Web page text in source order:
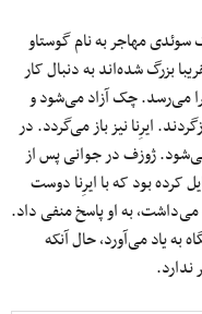
سوئدی مهاجر به نام گوستاو
بزرگ شده‌اند به دنبال کار
بیست سال گذشته است و ۱۹۸۹ فرا می‌رسد. چک آزاد می‌شود و
ایرِنا نیز باز می‌گردد. در
می‌شود. ژوزف در جوانی پس از
کرده بود که با ایرِنا دوست
می‌داشت، به او پاسخ منفی داد.
به یاد می‌آورد، حال آنکه
ندارد.